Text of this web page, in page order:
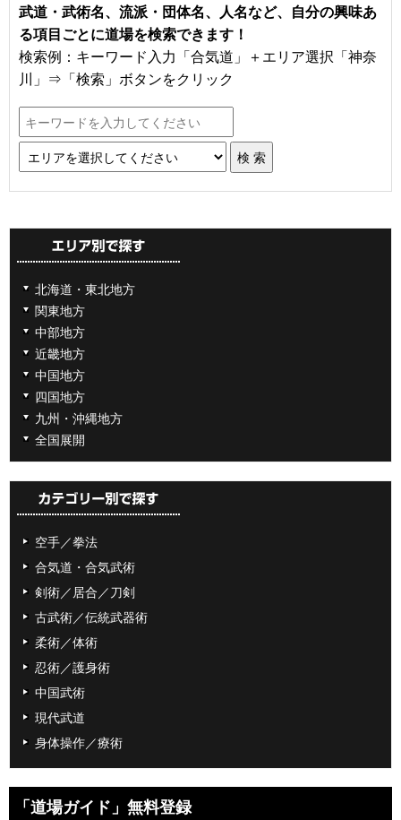
武道・武術名、流派・団体名、人名など、自分の興味あ
る項目ごとに道場を検索できます！
検索例：キーワード入力「合気道」＋エリア選択「神奈
川」⇒「検索」ボタンをクリック
北海道・東北地方
関東地方
中部地方
近畿地方
中国地方
四国地方
九州・沖縄地方
全国展開
空手／拳法
合気道・合気武術
剣術／居合／刀剣
古武術／伝統武器術
柔術／体術
忍術／護身術
中国武術
現代武道
身体操作／療術
「道場ガイド」無料登録